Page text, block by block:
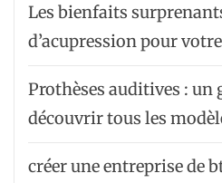
Les bienfaits
d’acupression pour
Prothèses auditives :
découvrir tous les
créer une entreprise de